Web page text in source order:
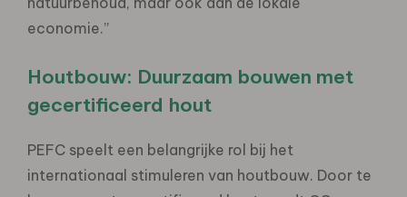
economie.”
Houtbouw: Duurzaam bouwen met
gecertificeerd hout
PEFC speelt een belangrijke rol bij het
internationaal stimuleren van houtbouw. Door te